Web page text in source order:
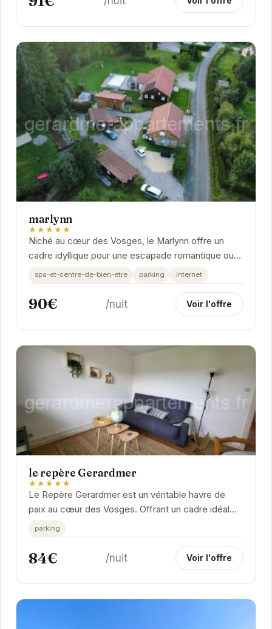
marlynn
★★★★★
Niché au cœur des Vosges, le Marlynn offre un
cadre idyllique pour une escapade romantique ou
des vacances en famille. Avec ses équipements
haut...
spa-et-centre-de-bien-etre parking internet
90€ /nuit Voir l'offre
le repère Gerardmer
★★★★★
Le Repère Gerardmer est un véritable havre de
paix au cœur des Vosges. Offrant un cadre idéal
pour se ressourcer, cet établissement vous...
parking
84€ /nuit Voir l'offre